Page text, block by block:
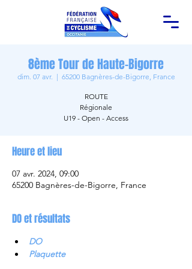
8ème Tour de Haute-Bigorre
dim. 07 avr.
  |
65200 Bagnères-de-Bigorre, France
ROUTE
Régionale
U19 - Open - Access
Heure et lieu
07 avr. 2024, 09:00
65200 Bagnères-de-Bigorre, France
DO et résultats
DO
Plaquette